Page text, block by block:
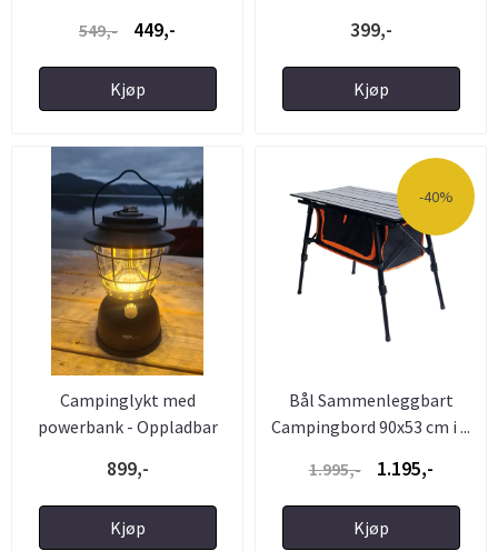
549,- 449,-
Kjøp
399,-
Kjøp
Campinglykt med
powerbank - Oppladbar
899,-
Kjøp
-40%
Bål Sammenleggbart
Campingbord 90x53 cm i ...
1.995,-
1.195,-
Kjøp